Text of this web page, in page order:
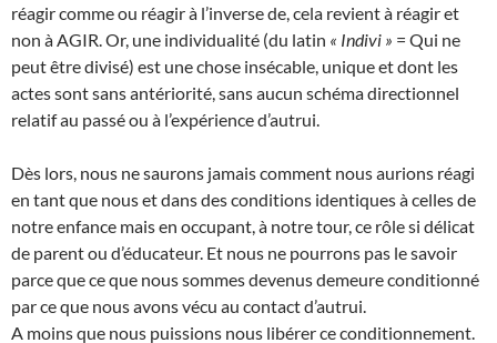
réagir comme ou réagir à l’inverse de, cela revient à réagir et
non à AGIR. Or, une individualité (du latin « Indivi » = Qui ne
peut être divisé) est une chose insécable, unique et dont les
actes sont sans antériorité, sans aucun schéma directionnel
relatif au passé ou à l’expérience d’autrui.
Dès lors, nous ne saurons jamais comment nous aurions réagi
en tant que nous et dans des conditions identiques à celles de
notre enfance mais en occupant, à notre tour, ce rôle si délicat
de parent ou d’éducateur. Et nous ne pourrons pas le savoir
parce que ce que nous sommes devenus demeure conditionné
par ce que nous avons vécu au contact d’autrui.
A moins que nous puissions nous libérer ce conditionnement.